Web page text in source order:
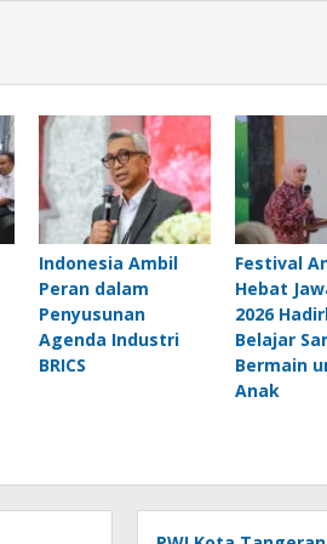
Indonesia Ambil
Peran dalam
Penyusunan
Agenda Industri
BRICS
Festival
Hebat
2026
Belajar
Bermain
Anak